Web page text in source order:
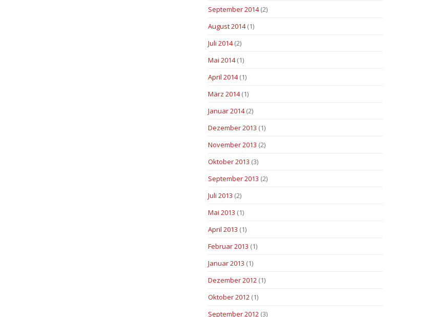
September 2014(2)
August 2014(1)
Juli 2014(2)
Mai 2014(1)
April 2014(1)
März 2014(1)
Januar 2014(2)
Dezember 2013 (1)
November 2013 (2)
Oktober 2013 (3)
September 2013 (2)
Juli 2013 (2)
Mai 2013 (1)
April 2013 (1)
Februar 2013 (1)
Januar 2013 (1)
Dezember 2012 (1)
Oktober 2012 (1)
September 2012 (3)